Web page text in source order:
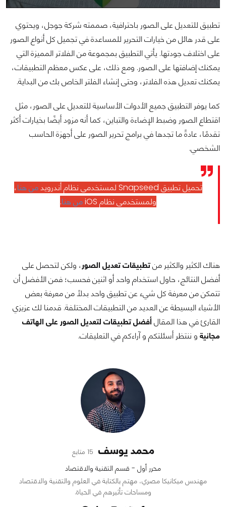
تطبيق للتعديل على الصور باحترافية، صممته شركة جوجل، ويحتوي
على قدر هائل من خيارات التحرير للمساعدة في تجميل كل أنواع الصور
على اختلاف جودتها. يأتي التطبيق بمجموعة من الفلاتر المميزة التي
يمكنك إضافتها على الصور. ومع ذلك، على عكس معظم التطبيقات،
يمكنك تعديل هذه الفلاتر، وحتى إنشاء الفلتر الخاص بك من البداية.
كما يوفر التطبيق جميع الأدوات الأساسية للتعديل على الصور، مثل
اقتطاع الصور وضبط الإضاءة والتباين، كما أنه مزود أيضًا بخيارات أكثر
تقدمًا، عادةً ما تجدها في برامج تحرير الصور على أجهزة الحاسب
الشخصي.
تحميل تطبيق Snapseed لمستخدمي نظام أندرويد من هنا،
ولمستخدمي نظام iOS
من هنا.
هناك الكثير والكثير منتطبيقات تعديل الصور، ولكن لتحصل على
أفضل النتائج، حاول استخدام واحد أو اثنين فحسب؛ فمن الأفضل أن
تتمكن من معرفة كل شيء عن تطبيق واحد بدلًا من معرفة بعض
الأشياء البسيطة عن العديد من التطبيقات المختلفة. قدمنا لك عزيزي
القارئ في هذا المقالأفضل تطبيقات لتعديل الصور على الهاتف
مجانية و ننتظر أسئلتكم و آراءكم في التعليقات.
محمد يوسف 15 متابع
محرر أول - قسم التقنية والاقتصاد
مهندس ميكانيكا مصري، مهتم بالكتابة في العلوم والتقنية والاقتصاد
ومساحات تأثيرهم في الحياة.